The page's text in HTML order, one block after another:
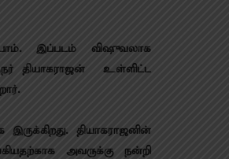
இப்படம் விஷுவலாக
தியாகராஜன் உள்ளிட்ட
தியாகராஜனின்
அவருக்கு நன்றி